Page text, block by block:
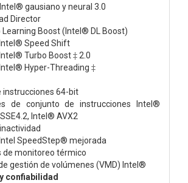
gausiano y neural 3.0
Director
Learning Boost (Intel® DL Boost)
Speed Shift
Turbo Boost ‡ 2.0
Hyper-Threading ‡
instrucciones 64-bit
de conjunto de instrucciones Intel®
Intel® AVX2
SpeedStep® mejorada
de monitoreo térmico
gestión de volúmenes (VMD) Intel®
confiabilidad